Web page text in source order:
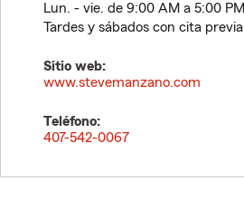
Lun. - vie. de 9:00 AM a 5:00 PM
Tardes y sábados con cita previa
Sitio web:
www.stevemanzano.com
Teléfono:
407-542-0067